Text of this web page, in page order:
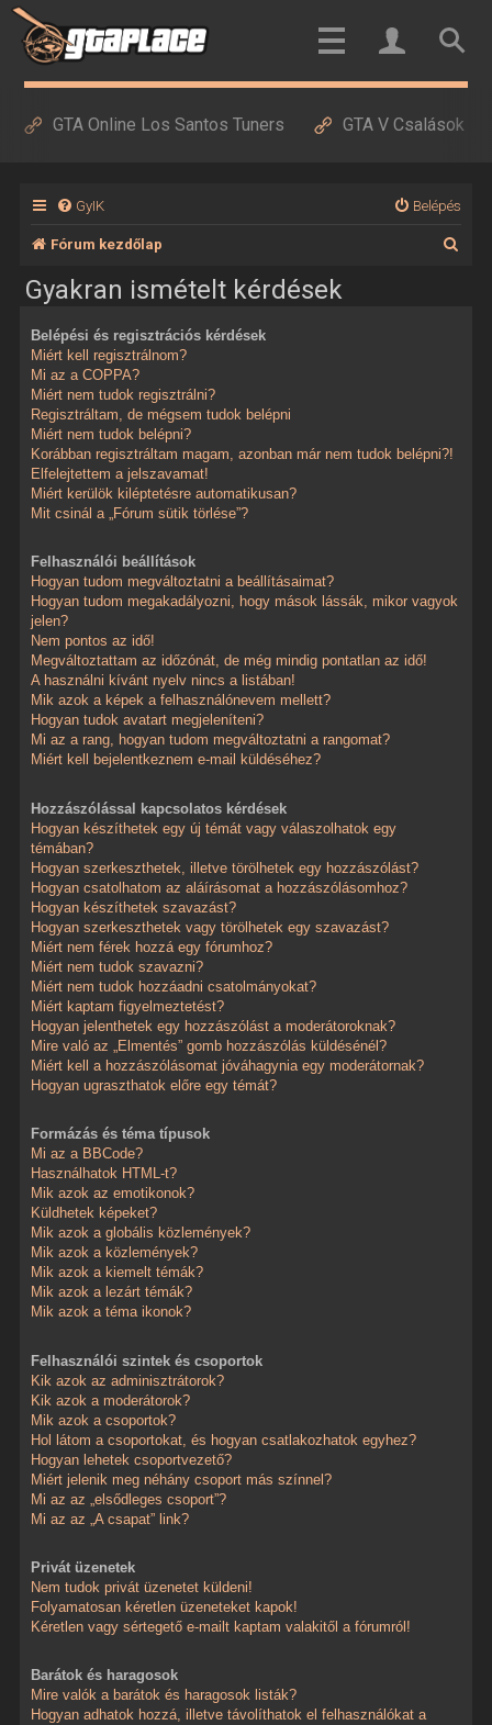
GTA Online Los Santos Tuners GTA V Csalások
GyIK Belépés
Fórum kezdőlap
Gyakran ismételt kérdések
Belépési és regisztrációs kérdések
Miért kell regisztrálnom?
Mi az a COPPA?
Miért nem tudok regisztrálni?
Regisztráltam, de mégsem tudok belépni
Miért nem tudok belépni?
Korábban regisztráltam magam, azonban már nem tudok belépni?!
Elfelejtettem a jelszavamat!
Miért kerülök kiléptetésre automatikusan?
Mit csinál a „Fórum sütik törlése”?
Felhasználói beállítások
Hogyan tudom megváltoztatni a beállításaimat?
Hogyan tudom megakadályozni, hogy mások lássák, mikor vagyok
jelen?
Nem pontos az idő!
Megváltoztattam az időzónát, de még mindig pontatlan az idő!
A használni kívánt nyelv nincs a listában!
Mik azok a képek a felhasználónevem mellett?
Hogyan tudok avatart megjeleníteni?
Mi az a rang, hogyan tudom megváltoztatni a rangomat?
Miért kell bejelentkeznem e-mail küldéséhez?
Hozzászólással kapcsolatos kérdések
Hogyan készíthetek egy új témát vagy válaszolhatok egy
témában?
Hogyan szerkeszthetek, illetve törölhetek egy hozzászólást?
Hogyan csatolhatom az aláírásomat a hozzászólásomhoz?
Hogyan készíthetek szavazást?
Hogyan szerkeszthetek vagy törölhetek egy szavazást?
Miért nem férek hozzá egy fórumhoz?
Miért nem tudok szavazni?
Miért nem tudok hozzáadni csatolmányokat?
Miért kaptam figyelmeztetést?
Hogyan jelenthetek egy hozzászólást a moderátoroknak?
Mire való az „Elmentés” gomb hozzászólás küldésénél?
Miért kell a hozzászólásomat jóváhagynia egy moderátornak?
Hogyan ugraszthatok előre egy témát?
Formázás és téma típusok
Mi az a BBCode?
Használhatok HTML-t?
Mik azok az emotikonok?
Küldhetek képeket?
Mik azok a globális közlemények?
Mik azok a közlemények?
Mik azok a kiemelt témák?
Mik azok a lezárt témák?
Mik azok a téma ikonok?
Felhasználói szintek és csoportok
Kik azok az adminisztrátorok?
Kik azok a moderátorok?
Mik azok a csoportok?
Hol látom a csoportokat, és hogyan csatlakozhatok egyhez?
Hogyan lehetek csoportvezető?
Miért jelenik meg néhány csoport más színnel?
Mi az az „elsődleges csoport”?
Mi az az „A csapat” link?
Privát üzenetek
Nem tudok privát üzenetet küldeni!
Folyamatosan kéretlen üzeneteket kapok!
Kéretlen vagy sértegető e-mailt kaptam valakitől a fórumról!
Barátok és haragosok
Mire valók a barátok és haragosok listák?
Hogyan adhatok hozzá, illetve távolíthatok el felhasználókat a